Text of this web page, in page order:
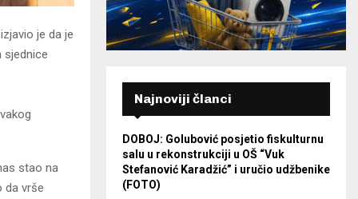
je da je
sjednice
stao na
da vrše
Najnoviji članci
DOBOJ: Golubović posjetio fiskulturnu
salu u rekonstrukciji u OŠ “Vuk
Stefanović Karadžić” i uručio udžbenike
(FOTO)